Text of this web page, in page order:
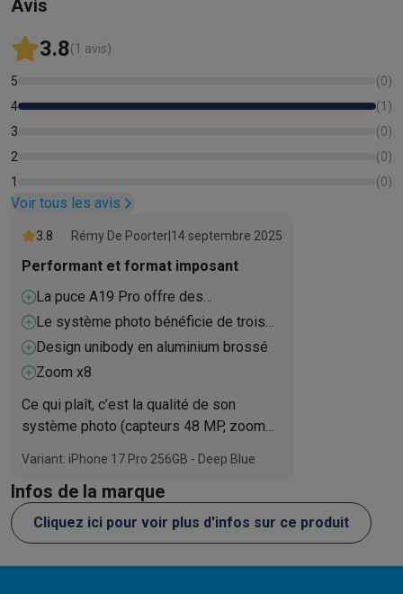
Avis
3.8(1 avis)
5 (0)
4
(1 )
3
(0)
2
(0)
1
(0)
Voir tous les avis
3.8 Rémy De Poorter 14 septembre 2025
Performant et format imposant
La puce A19 Pro offre des
performances de pointe.
Le système photo bénéficie de trois
capteurs Fusion 48 MP
Design unibody en aluminium brossé
Zoom x8
Ce qui plaît, c’est la qualité de son
système photo (capteurs 48 MP, zoom
caméra avant innovante Center Stage et
les outils vidéo avancés, parfaits pour
les créateurs. L’écran est très fluide et la
dissipation thermique efficace limite la
Variant: iPhone 17 Pro 256GB - Deep Blue
Infos de la marque
Cliquez ici pour voir plus d'infos sur ce produit